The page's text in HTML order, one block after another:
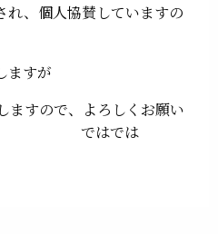
れ、個人協賛していますの
ますが
ますので、よろしくお願い
はでは